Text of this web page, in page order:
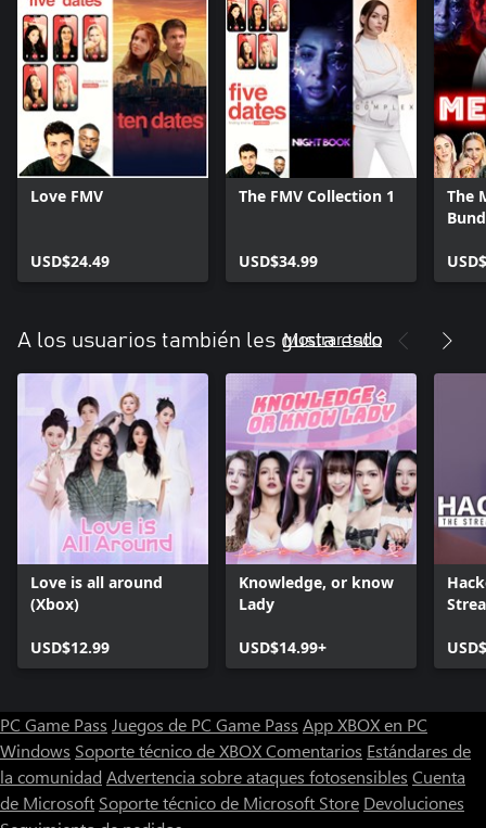
Love FMV
USD$24.49
The FMV Collection 1
USD$34.99
The
A los usuarios también les gusta esto
Mostrar todo
Love is all around
(Xbox)
USD$12.99
Knowledge, or know
Lady
USD$14.99+
PC Game Pass Juegos de PC Game Pass App XBOX en PC
Windows Soporte técnico de XBOXComentarios Estándares de
la comunidad Advertencia sobre ataques fotosensibles Cuenta
de Microsoft Soporte técnico de Microsoft Store Devoluciones